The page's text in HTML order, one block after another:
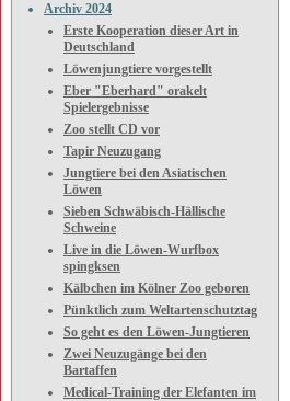
Archiv 2024
Erste Kooperation dieser Art in
Deutschland
Löwenjungtiere vorgestellt
Eber "Eberhard" orakelt
Spielergebnisse
Zoo stellt CD vor
Tapir Neuzugang
Jungtiere bei den Asiatischen
Löwen
Sieben Schwäbisch-Hällische
Schweine
Live in die Löwen-Wurfbox
spingksen
Kälbchen im Kölner Zoo geboren
Pünktlich zum Weltartenschutztag
So geht es den Löwen-Jungtieren
Zwei Neuzugänge bei den
Bartaffen
Medical-Training der Elefanten im